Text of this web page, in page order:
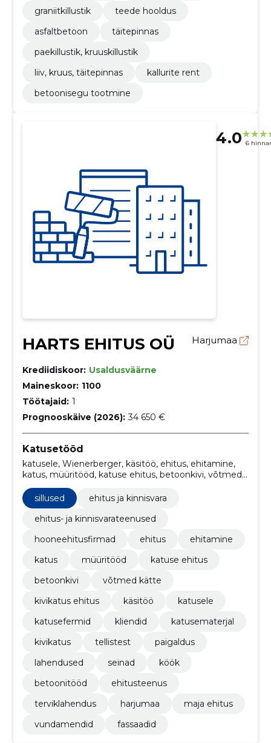
graniitkillustik
teede hooldus
asfaltbetoon
täitepinnas
paekillustik, kruuskillustik
liiv, kruus, täitepinnas
kallurite rent
betoonisegu tootmine
4.0 6
HARTS EHITUS OÜ Harjumaa
Krediidiskoor: Usaldusväärne
Maineskoor: 1100
Töötajaid: 1
Prognooskäive (2026): 34 650 €
Katusetööd
katusele, Wienerberger, käsitöö, ehitus, ehitamine,
katus, müüritööd, katuse ehitus, betoonkivi, võtmed
kätte
sillused
ehitus ja kinnisvara
ehitus- ja kinnisvarateenused
hooneehitusfirmad
ehitus
ehitamine
katus
müüritööd
katuse ehitus
betoonkivi
võtmed kätte
kivikatus ehitus
käsitöö
katusele
katusefermid
kliendid
katusematerjal
kivikatus
tellistest
paigaldus
lahendused
seinad
köök
betoonitööd
ehitusteenus
terviklahendus
harjumaa
maja ehitus
vundamendid
fassaadid